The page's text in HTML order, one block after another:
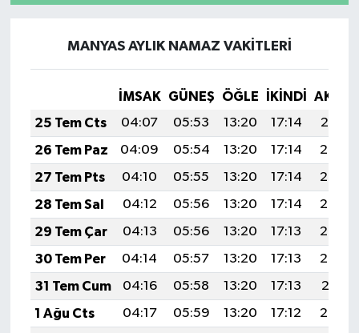
MANYAS AYLIK NAMAZ VAKITLERI
İMSAK GÜNEŞ ÖĞLE İKINDI
25 Tem Cts
04:07 05:53 13:20 17:14
20:37
26 Tem Paz
04:09 05:54 13:20 17:14
20:36
27 Tem Pts
04:10 05:55 13:20 17:14
20:35
28 Tem Sal
04:12 05:56 13:20 17:14
20:34
29 Tem Çar
04:13 05:56 13:20 17:13
20:33
30 Tem Per
04:14 05:57 13:20 17:13
20:32
31 Tem Cum
04:16 05:58 13:20 17:13
20:31
1 Ağu Cts
04:17 05:59 13:20 17:12
20:30